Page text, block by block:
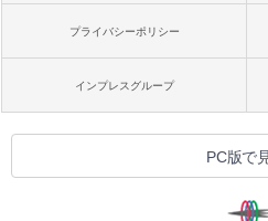
プライバシーポリシー
インプレスグループ
PC版で